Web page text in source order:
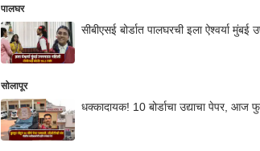
पालघर
सीबीएसई बोर्डात पालघरची इला ऐश्वर्या
सोलापूर
धक्कादायक! 10 बोर्डाचा उद्याचा पेपर, आज